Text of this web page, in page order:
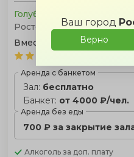
Ваш город
Верно
Голубая волна
Ростов-на-Дону, ул.
Вместимость:
10 - 25 чел.
Аренда с банкетом
Зал: бесплатно
Банкет: от 4000 ₽/чел.
Аренда без еды
700 ₽ за закрытие
Алкоголь за доп. плату